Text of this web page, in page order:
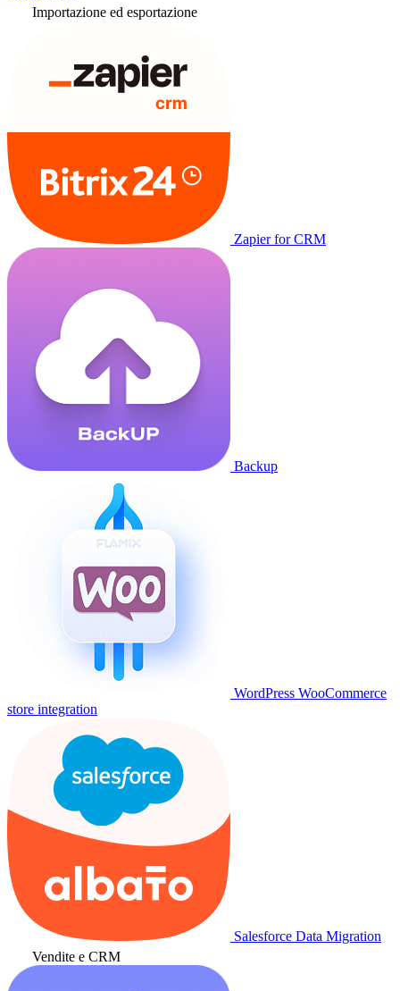
Importazione ed esportazione
Zapier for CRM
Backup
WordPress WooCommerce
store integration
Salesforce Data Migration
Vendite e CRM